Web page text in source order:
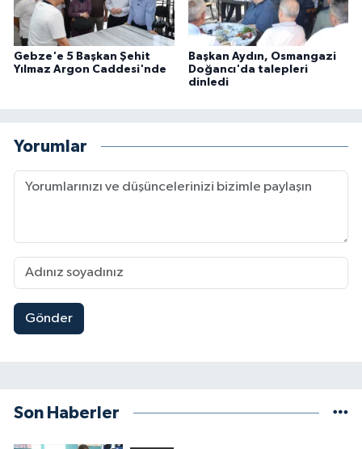
Gebze'e 5 Başkan Şehit
Yılmaz Argon Caddesi'nde
Başkan Aydın, Osmangazi
Doğancı'da talepleri
dinledi
Yorumlar
Gönder
Son Haberler